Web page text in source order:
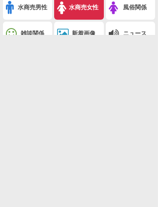
水商売男性 水商売女性 風俗関係
雑談関係 新着画像 ニュース